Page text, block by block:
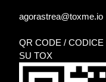
agorastrea@toxme.io
QR CODE /
SU TOX